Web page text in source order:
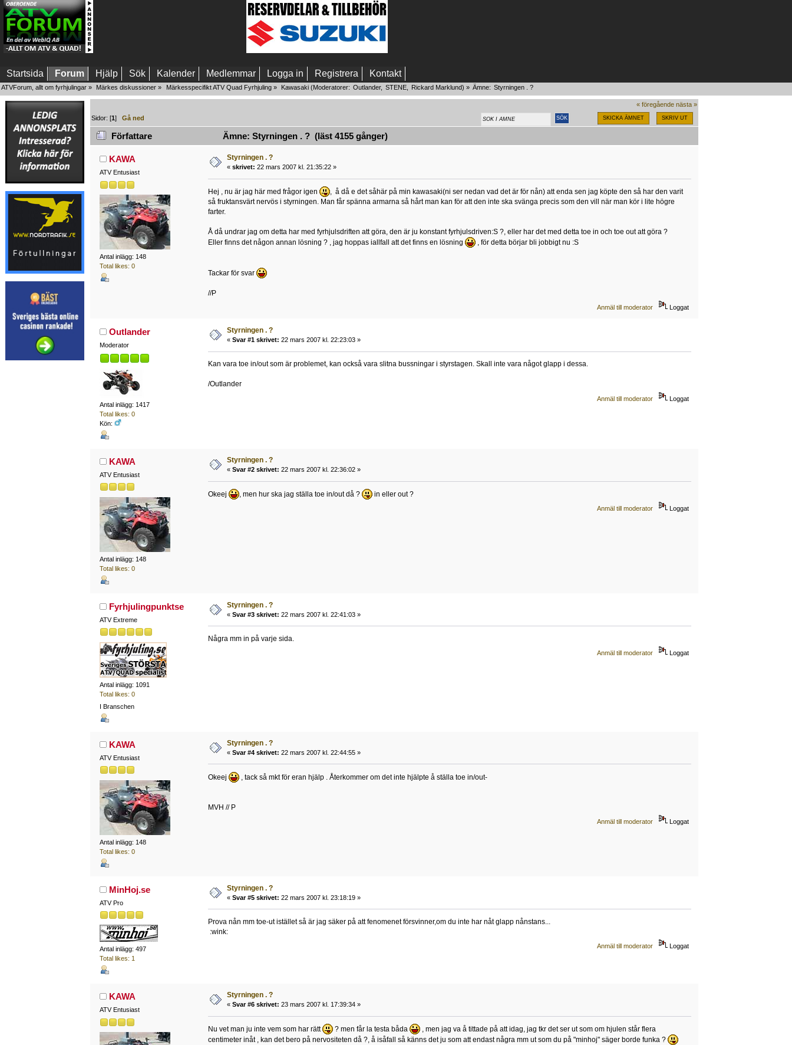
Startsida Forum Hjälp Sök Kalender Medlemmar Logga in Registrera Kontakt
ATVForum, allt om fyrhjulingar » Märkes diskussioner » Märkesspecifikt ATV Quad Fyrhjuling» Kawasaki(Moderatorer: Outlander, STENE, Rickard Marklund) » Ämne: Styrningen . ?
« föregående nästa »
SKICKA ÄMNET SKRIV UT
Sidor: [1]Gå ned
Författare Ämne: Styrningen . ? (läst 4155 gånger)
KAWA
ATV Entusiast
Antal inlägg: 148
Total likes: 0
Styrningen . ?
« skrivet: 22 mars 2007 kl. 21:35:22 »
Hej , nu är jag här med frågor igen
, å då e det såhär på min kawasaki(ni ser nedan vad det är för nån) att enda sen jag köpte den så har den varit
så fruktansvärt nervös i styrningen. Man får spänna armarna så hårt man kan för att den inte ska svänga precis som den vill när man kör i lite högre
farter.
Å då undrar jag om detta har med fyrhjulsdriften att göra, den är ju konstant fyrhjulsdriven:S ?, eller har det med detta toe in och toe out att göra ?
Eller finns det någon annan lösning ? , jag hoppas iallfall att det finns en lösning
, för detta börjar bli jobbigt nu :S
Tackar för svar
//P
Anmäl till moderator Loggat
Outlander
Moderator
Antal inlägg: 1417
Total likes: 0
Kön:
Styrningen . ?
« Svar #1 skrivet: 22 mars 2007 kl. 22:23:03 »
Kan vara toe in/out som är problemet, kan också vara slitna bussningar i styrstagen. Skall inte vara något glapp i dessa.
/Outlander
Anmäl till moderator Loggat
KAWA
ATV Entusiast
Antal inlägg: 148
Total likes: 0
Styrningen . ?
« Svar #2 skrivet: 22 mars 2007 kl. 22:36:02 »
Okeej , men hur ska jag ställa toe in/out då ? in eller out ?
Anmäl till moderator Loggat
Fyrhjulingpunktse
ATV Extreme
Antal inlägg: 1091
Total likes: 0
I Branschen
Styrningen . ?
« Svar #3 skrivet: 22 mars 2007 kl. 22:41:03 »
Några mm in på varje sida.
Anmäl till moderator Loggat
KAWA
ATV Entusiast
Antal inlägg: 148
Total likes: 0
Styrningen . ?
« Svar #4 skrivet: 22 mars 2007 kl. 22:44:55 »
Okeej , tack så mkt för eran hjälp . Återkommer om det inte hjälpte å ställa toe in/out-
MVH // P
Anmäl till moderator Loggat
MinHoj.se
ATV Pro
Antal inlägg: 497
Total likes: 1
Styrningen . ?
« Svar #5 skrivet: 22 mars 2007 kl. 23:18:19 »
Prova nån mm toe-ut istället så är jag säker på att fenomenet försvinner,om du inte har nåt glapp nånstans...
:wink:
Anmäl till moderator Loggat
KAWA
ATV Entusiast
Styrningen . ?
« Svar #6 skrivet: 23 mars 2007 kl. 17:39:34 »
Nu vet man ju inte vem som har rätt ? men får la testa båda
, men jag va å tittade på att idag, jag tkr det ser ut som om hjulen står flera
centimeter inåt , kan det bero på nervositeten då ?, å isåfall så känns det ju som att endast några mm ut som du på "minhoj" säger borde funka ?